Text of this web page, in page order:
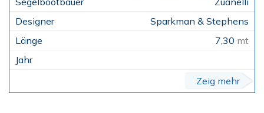
Sparkman & Stephens
7,30 mt
Zeig mehr